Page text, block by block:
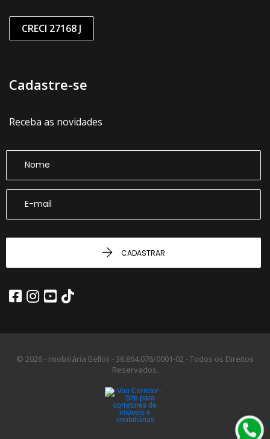
CRECI 27168 J
Cadastre-se
Receba as novidades
CADASTRAR
© 2026 - Imobiliária Belloli -36.864.076/0001-02 -Todos os Direitos
Reservados.